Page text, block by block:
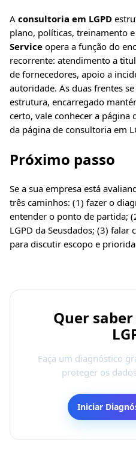
A consultoria em LGPD
plano, políticas, treinamento
Service opera a função do
recorrente: atendimento a
de fornecedores, apoio a
autoridade. As duas frentes
estrutura, encarregado
certo, vale conhecer a página
da página de consultoria em
Próximo passo
Se a sua empresa está
três caminhos: (1) fazer o
entender o ponto de partida;
LGPD da Seusdados; (3) falar
para discutir escopo e
Quer
Faça um diagnóstico
proteger os
Iniciar